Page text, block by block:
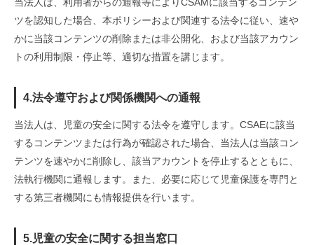
ツを認知した場合、本ポリシーおよび関連する法令に従い、速や
かに当該コンテンツの削除または非公開化、および当該アカウン
トの利用制限・停止等、適切な措置を講じます。
4.法令遵守および関係機関への通報
当法人は、児童の安全に関する法令を遵守します。CSAEに該当
するコンテンツまたは行為が確認された場合、当法人は当該コン
テンツを速やかに削除し、該当アカウントを停止するとともに、
法執行機関に通報します。また、必要に応じて児童保護を専門と
する第三者機関にも情報提供を行います。
5.児童の安全に関する担当窓口